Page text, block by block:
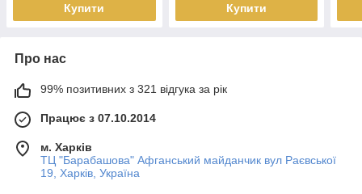
Купити Купити
Про нас
99% позитивних з 321 відгука за рік
Працює з 07.10.2014
м. Харків
ТЦ "Барабашова" Афганський майданчик вул Раєвської
19, Харків, Україна